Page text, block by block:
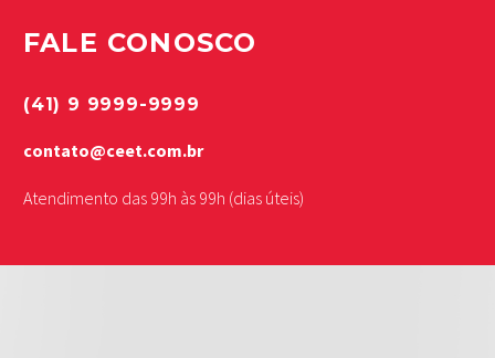
FALE CONOSCO
(41) 9 9999-9999
contato@ceet.com.br
Atendimento das 99h às 99h (dias úteis)